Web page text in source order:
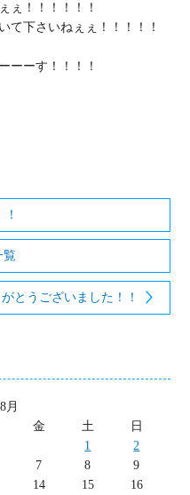
ぇ！！！！！！
て下さいねぇぇ！！！！！
ーーす！！！！
覧
とうございました！！
月
金 土
日
1
2
7 8
9
14 15
16